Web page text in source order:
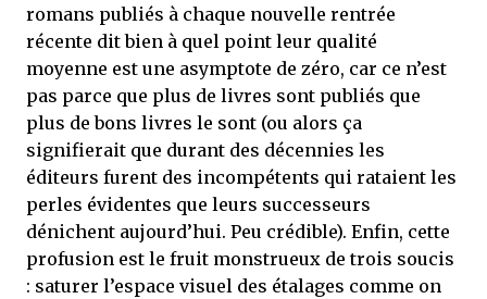
romans publiés à chaque nouvelle rentrée
récente dit bien à quel point leur qualité
moyenne est une asymptote de zéro, car ce n’est
pas parce que plus de livres sont publiés que
plus de bons livres le sont (ou alors ça
signifierait que durant des décennies les
éditeurs furent des incompétents qui rataient les
perles évidentes que leurs successeurs
dénichent aujourd’hui. Peu crédible). Enfin, cette
profusion est le fruit monstrueux de trois soucis
: saturer l’espace visuel des étalages comme on